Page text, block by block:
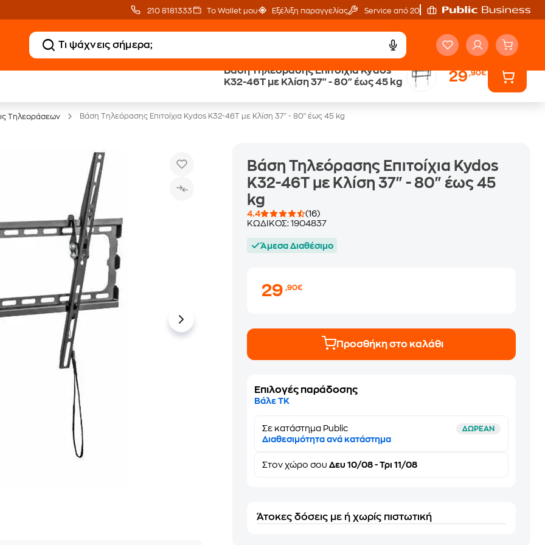
210 8181333 Το Wallet μου Εξέλιξη παραγγελίας Service από 20'
Βάση Τηλεόρασης Επιτοίχια Kydos
K32-46T με Κλίση 37" - 80" έως 45 kg
29,90€
Εγγύηση Άτοκες Δόσεις
Τηλεοράσεων Βάση Τηλεόρασης Επιτοίχια Kydos K32-46T με Κλίση 37" - 80" έως 45 kg
Βάση Τηλεόρασης Επιτοίχια Kydos
K32-46T με Κλίση 37" - 80" έως 45
kg
4.4
(16)
ΚΩΔΙΚΟΣ:1904837
Άμεσα Διαθέσιμο
29,90€
Προσθήκη στο καλάθι
Επιλογές παράδοσης
Βάλε ΤΚ
Σε κατάστημα Public ΔΩΡΕΑΝ
Διαθεσιμότητα ανά κατάστημα
Στονχώρο σου Δευ 10/08 - Τρι 11/08
Άτοκες δόσεις με ή χωρίς πιστωτική